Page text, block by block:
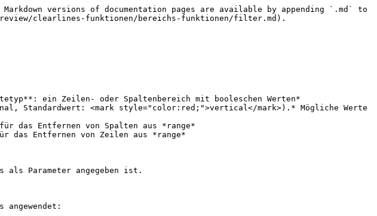
versions of documentation pages are available by appending `.md` to
clearlines-funktionen/bereichs-funktionen/filter.md).
ein Zeilen- oder Spaltenbereich mit booleschen Werten*
Standardwert: <mark style="color:red;">vertical</mark>).* Mögliche Werte
Parameter angegeben ist.